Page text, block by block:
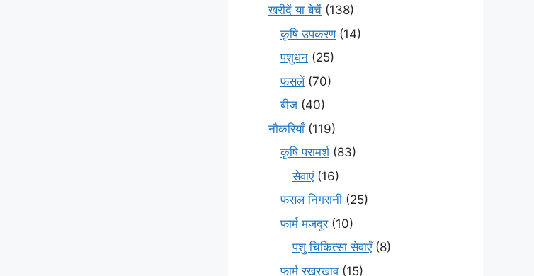
खरीदें या बेचें (138)
कृषि उपकरण(14)
पशुधन (25)
फसलें(70)
बीज (40)
नौकरियाँ(119)
कृषि परामर्श(83)
सेवाएं(16)
फसल निगरानी (25)
फार्म मजदूर(10)
पशु चिकित्सा सेवाएँ(8)
फार्म रखरखाव(15)